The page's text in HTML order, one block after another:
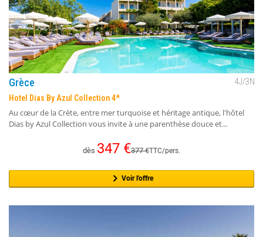
Grèce 4J/3N
Hotel Dias By Azul Collection 4*
Au cœur de la Crète, entre mer turquoise et héritage antique, l'hôtel
Dias by Azul Collection vous invite à une parenthèse douce et...
dès 347 €377€TTC/pers.
Voir l'offre